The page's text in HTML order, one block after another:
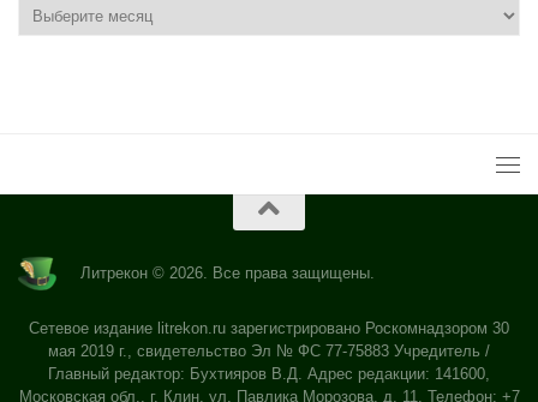
Литрекон © 2026. Все права защищены.
Сетевое издание litrekon.ru зарегистрировано Роскомнадзором 30
мая 2019 г., свидетельство Эл № ФС 77-75883 Учредитель /
Главный редактор: Бухтияров В.Д. Адрес редакции: 141600,
Московская обл., г. Клин, ул. Павлика Морозова, д. 11. Телефон: +7